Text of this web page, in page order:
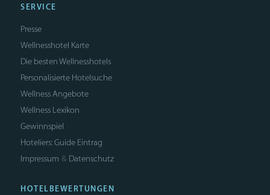
SERVICE
Presse
Wellnesshotel Karte
Die besten Wellnesshotels
Personalisierte Hotelsuche
Wellness Angebote
Wellness Lexikon
Gewinnspiel
Hoteliers: Guide Eintrag
Impressum & Datenschutz
HOTELBEWERTUNGEN